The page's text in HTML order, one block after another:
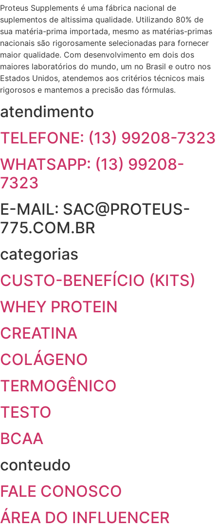
Proteus Supplements é uma fábrica nacional de
suplementos de altissima qualidade. Utilizando 80% de
sua matéria-prima importada, mesmo as matérias-primas
nacionais são rigorosamente selecionadas para fornecer
maior qualidade. Com desenvolvimento em dois dos
maiores laboratórios do mundo, um no Brasil e outro nos
Estados Unidos, atendemos aos critérios técnicos mais
rigorosos e mantemos a precisão das fórmulas.
atendimento
TELEFONE: (13) 99208-7323
WHATSAPP: (13) 99208-
7323
E-MAIL: SAC@PROTEUS-
775.COM.BR
categorias
CUSTO-BENEFÍCIO (KITS)
WHEY PROTEIN
CREATINA
COLÁGENO
TERMOGÊNICO
TESTO
BCAA
conteudo
FALE CONOSCO
ÁREA DO INFLUENCER